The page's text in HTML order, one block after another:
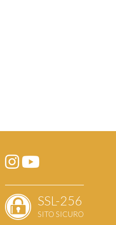
SSL-256
SITO SICURO